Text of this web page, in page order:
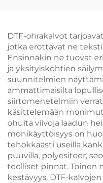
vaatteisiin
DTF-ohrakalvot
jotka erottavat ne
Ensinnäkin ne tuovat
ja yksityiskohtien
suunnitelmien
ammattimaisilta
siirtomenetelmiin
käsittelemään
ohuita viivoja laadun
monikäyttöisyys on
tehokkaasti useilla
puuvilla, polyesiteer,
teolliset pinnat. Toinen
kestävyys. DTF-